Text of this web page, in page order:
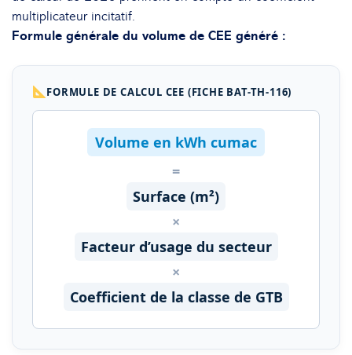
multiplicateur incitatif.
Formule générale du volume de CEE généré :
FORMULE DE CALCUL CEE (FICHE BAT-TH-116)
Volume en kWh cumac
=
Surface (m²)
×
Facteur d’usage du secteur
×
Coefficient de la classe de GTB